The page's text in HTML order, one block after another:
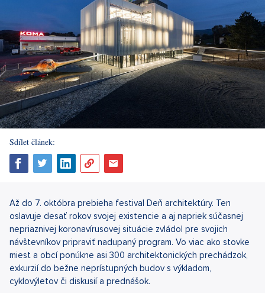
Sdílet článek:
Až do 7. októbra prebieha festival Deň architektúry. Ten
oslavuje desať rokov svojej existencie a aj napriek súčasnej
nepriaznivej koronavírusovej situácie zvládol pre svojich
návštevníkov pripraviť nadupaný program. Vo viac ako stovke
miest a obcí ponúkne asi 300 architektonických prechádzok,
exkurzií do bežne neprístupných budov s výkladom,
cyklovýletov či diskusií a prednášok.